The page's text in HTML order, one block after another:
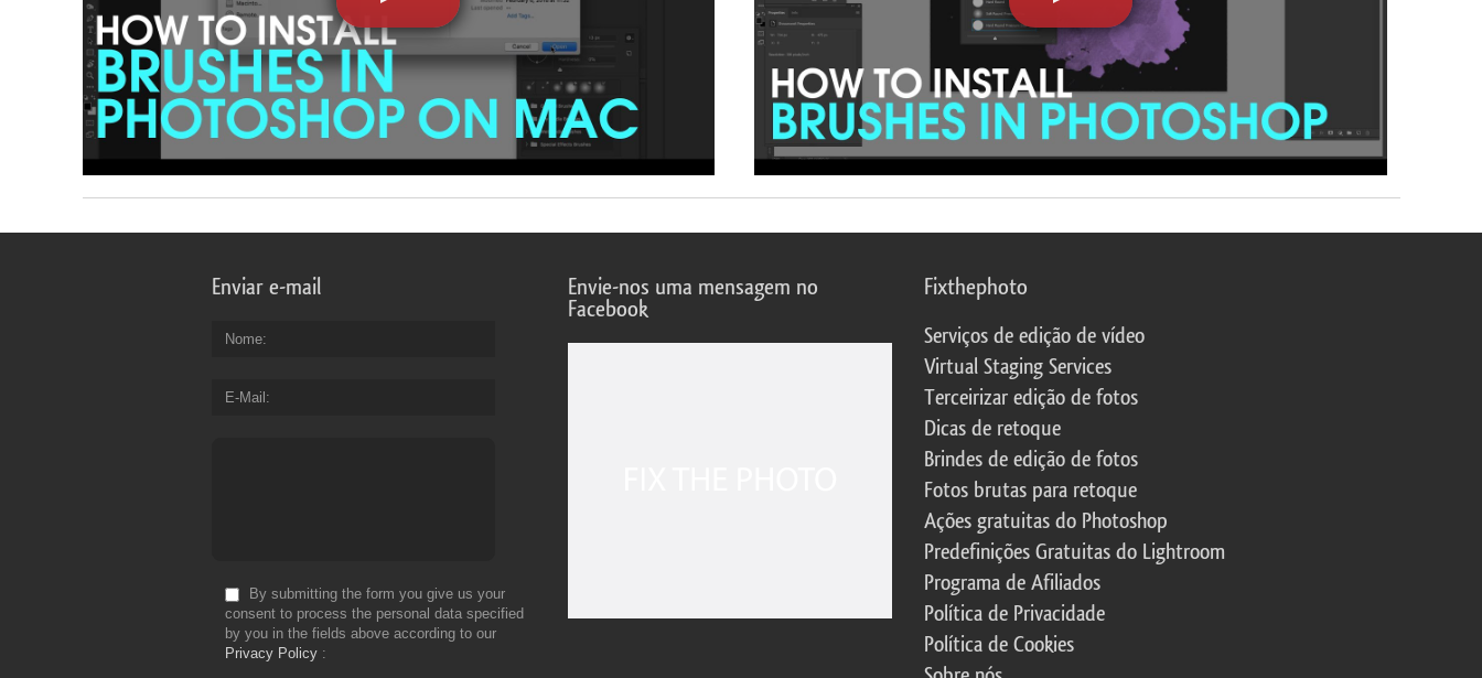
Enviar e-mail
Nome
E-Mail
By submitting the form you give us your
consent to process the personal data specified
by you in the fields above according to our
Privacy Policy
Envie-nos uma mensagem no
Facebook
Fixthephoto
Serviços de edição de vídeo
Virtual Staging Services
Terceirizar edição de fotos
Dicas de retoque
Brindes de edição de fotos
Fotos brutas para retoque
Ações gratuitas do Photoshop
Predefinições Gratuitas do Lightroom
Programa de Afiliados
Política de Privacidade
Política de Cookies